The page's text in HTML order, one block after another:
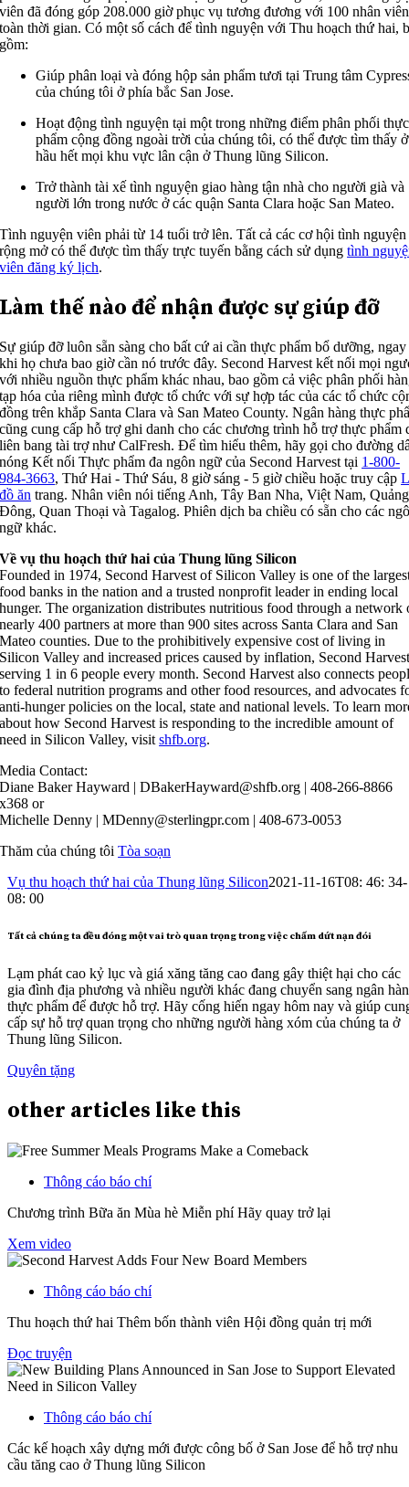
viên đã đóng góp 208.000 giờ phục vụ tương đương với 100 nhân viên
toàn thời gian. Có một số cách để tình nguyện với Thu hoạch thứ hai,
gồm:
Giúp phân loại và đóng hộp sản phẩm tươi tại Trung tâm
của chúng tôi ở phía bắc San Jose.
Hoạt động tình nguyện tại một trong những điểm phân phối thực
phẩm cộng đồng ngoài trời của chúng tôi, có thể được tìm thấy ở
hầu hết mọi khu vực lân cận ở Thung lũng Silicon.
Trở thành tài xế tình nguyện giao hàng tận nhà cho người già và
người lớn trong nước ở các quận Santa Clara hoặc San Mateo.
Tình nguyện viên phải từ 14 tuổi trở lên. Tất cả các cơ hội tình nguyện
rộng mở có thể được tìm thấy trực tuyến bằng cách sử dụngtình
viên đăng ký lịch.
Làm thế nào để nhận được sự giúp đỡ
Sự giúp đỡ luôn sẵn sàng cho bất cứ ai cần thực phẩm bổ dưỡng, ngay
khi họ chưa bao giờ cần nó trước đây. Second Harvest kết nối mọi
với nhiều nguồn thực phẩm khác nhau, bao gồm cả việc phân phối
tạp hóa của riêng mình được tổ chức với sự hợp tác của các tổ chức
đồng trên khắp Santa Clara và San Mateo County. Ngân hàng thực
cũng cung cấp hỗ trợ ghi danh cho các chương trình hỗ trợ thực phẩm
liên bang tài trợ như CalFresh. Để tìm hiểu thêm, hãy gọi cho đường
nóng Kết nối Thực phẩm đa ngôn ngữ của Second Harvest tại 1-800-
984-3663, Thứ Hai - Thứ Sáu, 8 giờ sáng - 5 giờ chiều hoặc truy cập
đồ ăn trang. Nhân viên nói tiếng Anh, Tây Ban Nha, Việt Nam, Quảng
Đông, Quan Thoại và Tagalog. Phiên dịch ba chiều có sẵn cho các
ngữ khác.
Về vụ thu hoạch thứ hai của Thung lũng Silicon
Founded in 1974, Second Harvest of Silicon Valley is one of the
food banks in the nation and a trusted nonprofit leader in ending local
hunger. The organization distributes nutritious food through a network
nearly 400 partners at more than 900 sites across Santa Clara and San
Mateo counties. Due to the prohibitively expensive cost of living in
Silicon Valley and increased prices caused by inflation, Second
serving 1 in 6 people every month. Second Harvest also connects
to federal nutrition programs and other food resources, and advocates
anti-hunger policies on the local, state and national levels. To learn
about how Second Harvest is responding to the incredible amount of
need in Silicon Valley, visitshfb.org.
Media Contact:
Diane Baker Hayward | DBakerHayward@shfb.org | 408-266-8866
x368 or
Michelle Denny | MDenny@sterlingpr.com | 408-673-0053‬
Thăm của chúng tôiTòa soạn
Vụ thu hoạch thứ hai của Thung lũng Silicon2021-11-16T08: 46: 34-
08: 00
Tất cả chúng ta đều đóng một vai trò quan trọng trong việc chấm dứt nạn đói
Lạm phát cao kỷ lục và giá xăng tăng cao đang gây thiệt hại cho các
gia đình địa phương và nhiều người khác đang chuyển sang ngân
thực phẩm để được hỗ trợ. Hãy cống hiến ngay hôm nay và giúp
cấp sự hỗ trợ quan trọng cho những người hàng xóm của chúng ta ở
Thung lũng Silicon.
Quyên tặng
other articles like this
Thông cáo báo chí
Chương trình Bữa ăn Mùa hè Miễn phí Hãy quay trở lại
Xem video
Thông cáo báo chí
Thu hoạch thứ hai Thêm bốn thành viên Hội đồng quản trị mới
Đọc truyện
Thông cáo báo chí
Các kế hoạch xây dựng mới được công bố ở San Jose để hỗ trợ nhu
cầu tăng cao ở Thung lũng Silicon